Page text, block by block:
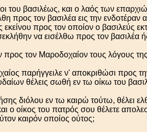
του βασιλέως, και ο λαός των
προς τον βασιλέα εις την ενδοτέραν
εκείνου προς τον οποίον ο βασιλεύς
να εισέλθω προς τον βασιλέα
προς τον Μαροδοχαίον τους λόγους
παρήγγειλε ν' αποκριθώσι προς
θέλεις σωθή εν τω οίκω του
διόλου εν τω καιρώ τούτω, θέλει
ο οίκος του πατρός σου θέλετε
καιρόν οποίος ούτος;